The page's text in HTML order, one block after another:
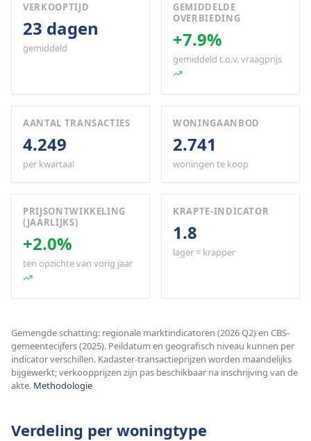
VERKOOPTIJD
23 dagen
gemiddeld
GEMIDDELDE
OVERBIEDING
+7.9%
gemiddeld t.o.v. vraagprijs
AANTAL TRANSACTIES
4.249
per kwartaal
WONINGAANBOD
2.741
woningen te koop
PRIJSONTWIKKELING
(JAARLIJKS)
+2.0%
ten opzichte van vorig jaar
KRAPTE-INDICATOR
1.8
lager = krapper
Gemengde schatting: regionale marktindicatoren (2026 Q2) en CBS-
gemeentecijfers (2025). Peildatum en geografisch niveau kunnen per
indicator verschillen. Kadaster-transactieprijzen worden maandelijks
bijgewerkt; verkoopprijzen zijn pas beschikbaar na inschrijving van de
akte. Methodologie
Verdeling per woningtype